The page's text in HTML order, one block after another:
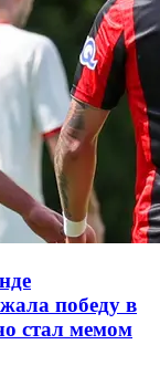
победу в
стал мемом